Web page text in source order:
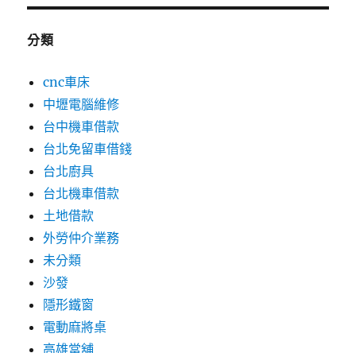
分類
cnc車床
中壢電腦維修
台中機車借款
台北免留車借錢
台北廚具
台北機車借款
土地借款
外勞仲介業務
未分類
沙發
隱形鐵窗
電動麻將桌
高雄當舖